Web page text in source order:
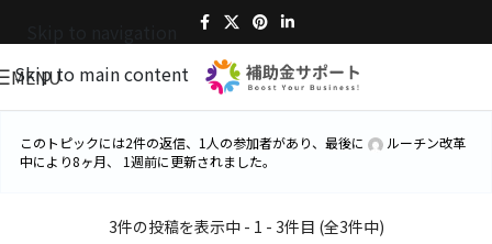
Skip to main content
MENU
このトピックには2件の返信、1人の参加者があり、最後に
ルーチン改革
中により8ヶ月、 1週前に更新されました。
3件の投稿を表示中 - 1 - 3件目 (全3件中)